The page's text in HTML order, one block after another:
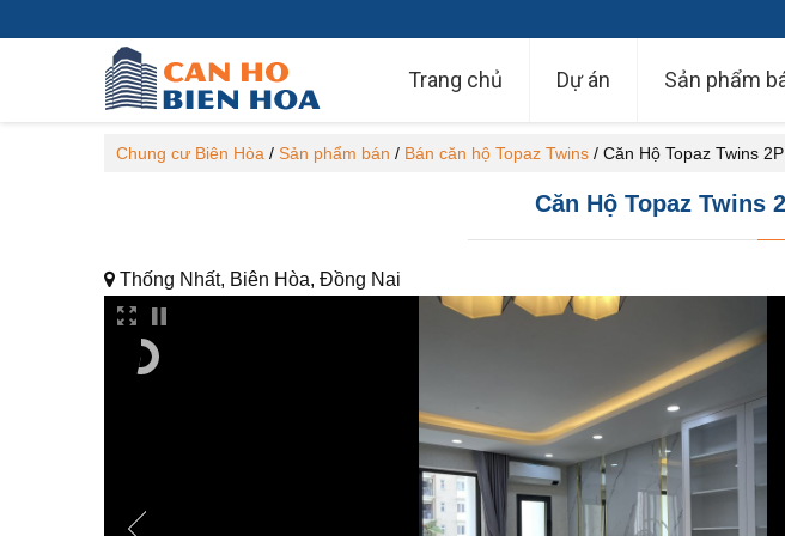
Trang chủ Dự án Sản phẩm
Chung cư Biên Hòa / Sản phẩm bán / Bán căn hộ Topaz Twins / Căn Hộ Topaz Twins
Căn Hộ Topaz Twins
Thống Nhất, Biên Hòa, Đồng Nai